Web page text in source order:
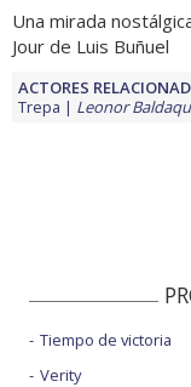
Una mirada
Jour de Luis Buñuel
ACTORES
Trepa
Leonor
Tiempo de victoria
Verity